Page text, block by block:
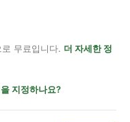
무료입니다. 더 자세한 정
지정하나요?